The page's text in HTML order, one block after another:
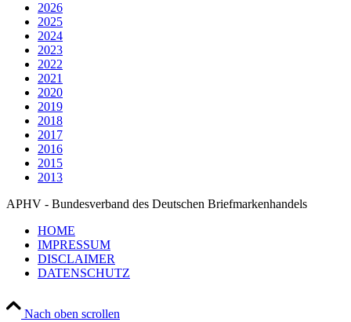
2026
2025
2024
2023
2022
2021
2020
2019
2018
2017
2016
2015
2013
APHV - Bundesverband des Deutschen Briefmarkenhandels
HOME
IMPRESSUM
DISCLAIMER
DATENSCHUTZ
Nach oben scrollen